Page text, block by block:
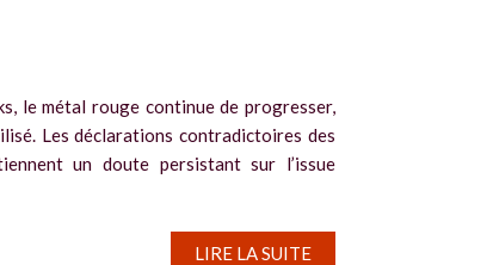
le métal rouge continue de progresser,
Les déclarations contradictoires des
un doute persistant sur l’issue
LIRE LA SUITE